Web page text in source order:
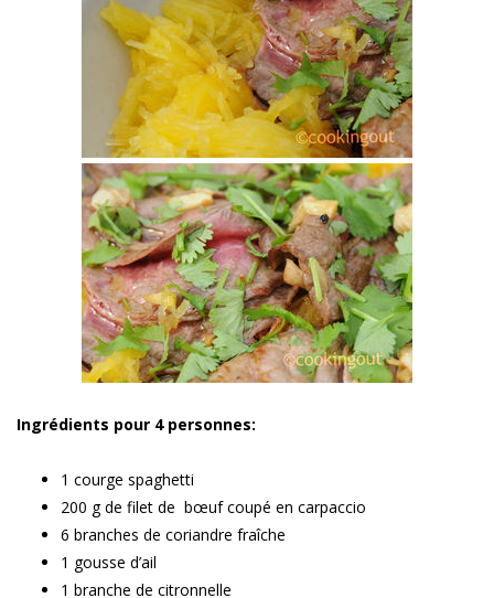
Ingrédients pour 4 personnes:
1 courge spaghetti
200 g de filet de bœuf coupé en carpaccio
6 branches de coriandre fraîche
1 gousse d’ail
1 branche de citronnelle